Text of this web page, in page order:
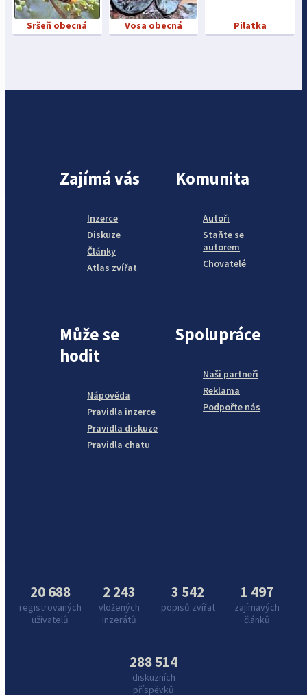
Sršeň obecná Vosa obecná Pilatka
Zajímá vás
Inzerce
Diskuze
Články
Atlas zvířat
Komunita
Autoři
Staňte se
autorem
Chovatelé
Může se
hodit
Nápověda
Pravidla inzerce
Pravidla diskuze
Pravidla chatu
Spolupráce
Naši partneři
Reklama
Podpořte nás
20 688
registrovaných
uživatelů
2 243
vložených
inzerátů
3 542
popisů zvířat
1 497
zajímavých
článků
288 514
diskuzních
příspěvků